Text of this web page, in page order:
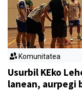
Komunitatea
Usurbil KEko
lanean, aurpegi